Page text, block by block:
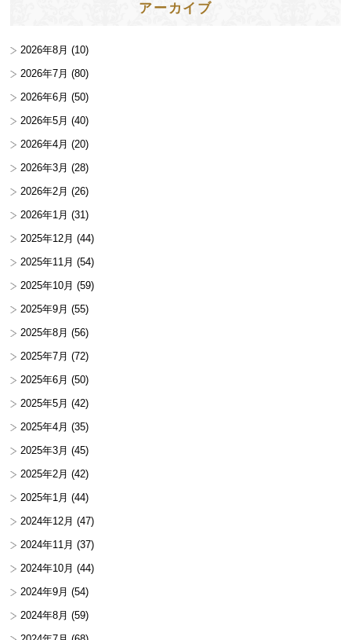
アーカイブ
2026年8月 (10)
2026年7月 (80)
2026年6月 (50)
2026年5月 (40)
2026年4月 (20)
2026年3月 (28)
2026年2月 (26)
2026年1月 (31)
2025年12月 (44)
2025年11月 (54)
2025年10月 (59)
2025年9月 (55)
2025年8月 (56)
2025年7月 (72)
2025年6月 (50)
2025年5月 (42)
2025年4月 (35)
2025年3月 (45)
2025年2月 (42)
2025年1月 (44)
2024年12月 (47)
2024年11月 (37)
2024年10月 (44)
2024年9月 (54)
2024年8月 (59)